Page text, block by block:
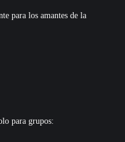
para los amantes de la
para grupos: